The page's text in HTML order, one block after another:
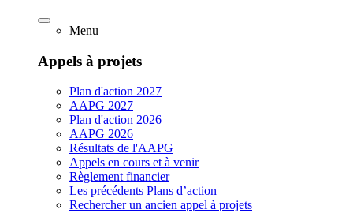
Menu
Appels à projets
Plan d'action 2027
AAPG 2027
Plan d'action 2026
AAPG 2026
Résultats de l'AAPG
Appels en cours et à venir
Règlement financier
Les précédents Plans d’action
Rechercher un ancien appel à projets